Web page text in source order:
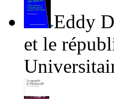
Eddy
et le